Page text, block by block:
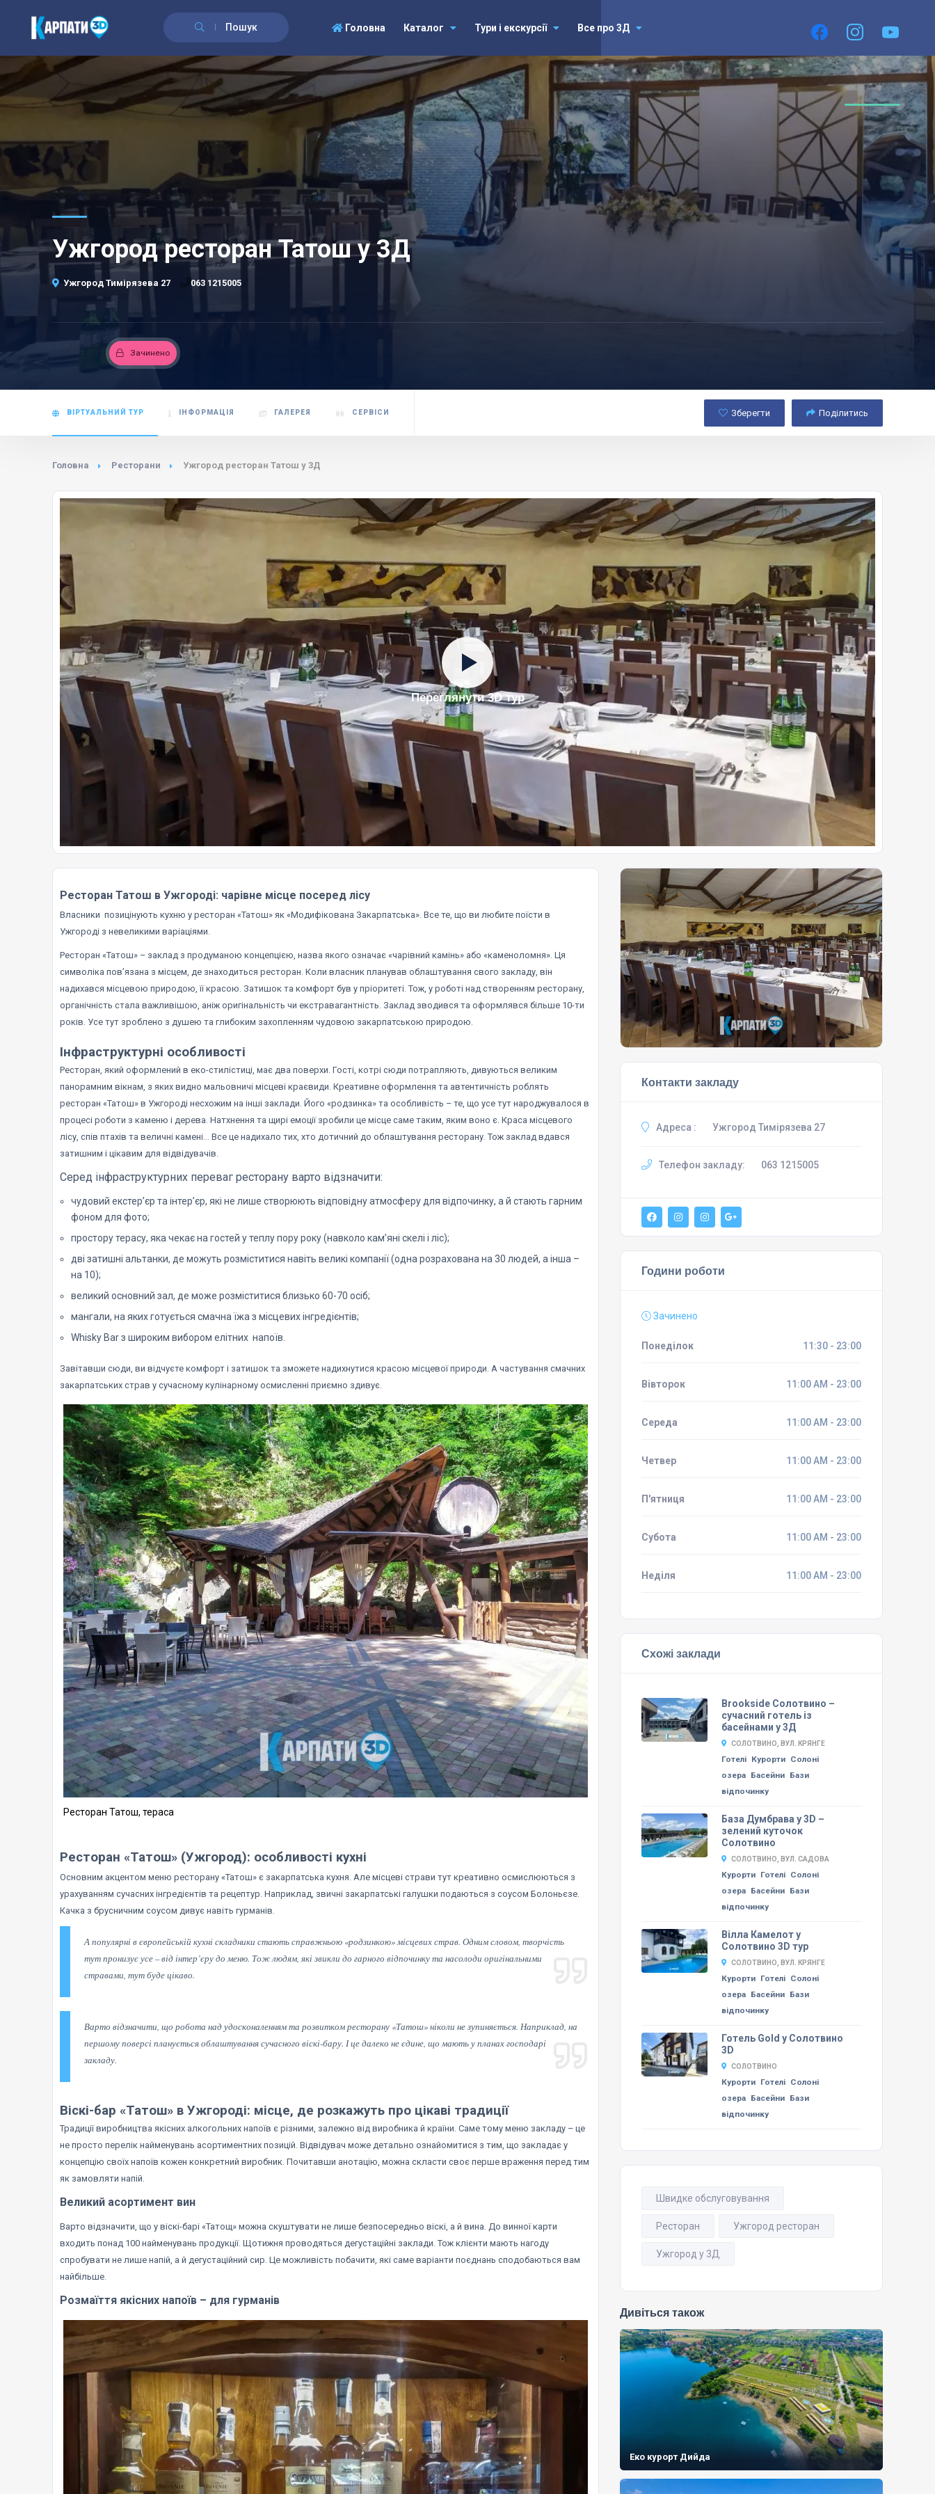
Пошук
facebook instagramyoutube
Головна Каталог Тури і екскурсії Все про 3Д
Ужгород ресторан Татош у 3Д
Ужгород Тимірязева 27 063 1215005
Зачинено
ВІРТУАЛЬНИЙ ТУР ІНФОРМАЦІЯ ГАЛЕРЕЯ СЕРВІСИ Зберегти Поділитись
Головна Ресторани Ужгород ресторан Татош у 3Д
Переглянути 3D тур
Ресторан Татош в Ужгороді: чарівне місце посеред лісу
Власники позицінують кухню у ресторан «Татош» як «Модифікована Закарпатська». Все те, що ви любите поїсти в
Ужгороді з невеликими варіаціями.
Ресторан «Татош» – заклад з продуманою концепцією, назва якого означає «чарівний камінь» або «каменоломня». Ця
символіка пов’язана з місцем, де знаходиться ресторан. Коли власник планував облаштування свого закладу, він
надихався місцевою природою, її красою. Затишок та комфорт був у пріоритеті. Тож, у роботі над створенням ресторану,
органічність стала важливішою, аніж оригінальність чи екстравагантність. Заклад зводився та оформлявся більше 10-ти
років. Усе тут зроблено з душею та глибоким захопленням чудовою закарпатською природою.
Інфраструктурні особливості
Ресторан, який оформлений в еко-стилістиці, має два поверхи. Гості, котрі сюди потрапляють, дивуються великим
панорамним вікнам, з яких видно мальовничі місцеві краєвиди. Креативне оформлення та автентичність роблять
ресторан «Татош» в Ужгороді несхожим на інші заклади. Його «родзинка» та особливість – те, що усе тут народжувалося в
процесі роботи з каменю і дерева. Натхнення та щирі емоції зробили це місце саме таким, яким воно є. Краса місцевого
лісу, спів птахів та величні камені… Все це надихало тих, хто дотичний до облаштування ресторану. Тож заклад вдався
затишним і цікавим для відвідувачів.
Серед інфраструктурних переваг ресторану варто відзначити:
чудовий екстер’єр та інтер’єр, які не лише створюють відповідну атмосферу для відпочинку, а й стають гарним
фоном для фото;
простору терасу, яка чекає на гостей у теплу пору року (навколо кам’яні скелі і ліс);
дві затишні альтанки, де можуть розміститися навіть великі компанії (одна розрахована на 30 людей, а інша –
на 10);
великий основний зал, де може розміститися близько 60-70 осіб;
мангали, на яких готується смачна їжа з місцевих інгредієнтів;
Whisky Bar з широким вибором елітних напоїв.
Завітавши сюди, ви відчуєте комфорт і затишок та зможете надихнутися красою місцевої природи. А частування смачних
закарпатських страв у сучасному кулінарному осмисленні приємно здивує.
Ресторан Татош, тераса
Ресторан «Татош» (Ужгород): особливості кухні
Основним акцентом меню ресторану «Татош» є закарпатська кухня. Але місцеві страви тут креативно осмислюються з
урахуванням сучасних інгредієнтів та рецептур. Наприклад, звичні закарпатські галушки подаються з соусом Болоньєзе.
Качка з брусничним соусом дивує навіть гурманів.
А популярні в європейській кухні складники стають справжньою «родзинкою» місцевих страв. Одним словом, творчість
тут пронизує усе – від інтер’єру до меню. Тож людям, які звикли до гарного відпочинку та насолоди оригінальними
стравами, тут буде цікаво.
Варто відзначити, що робота над удосконаленням та розвитком ресторану «Татош» ніколи не зупиняється. Наприклад, на
першому поверсі планується облаштування сучасного віскі-бару. І це далеко не єдине, що мають у планах господарі
закладу.
Віскі-бар «Татош» в Ужгороді: місце, де розкажуть про цікаві традиції
Традиції виробництва якісних алкогольних напоїв є різними, залежно від виробника й країни. Саме тому меню закладу – це
не просто перелік найменувань асортиментних позицій. Відвідувач може детально ознайомитися з тим, що закладає у
концепцію своїх напоїв кожен конкретний виробник. Почитавши анотацію, можна скласти своє перше враження перед тим
як замовляти напій.
Великий асортимент вин
Варто відзначити, що у віскі-барі «Татощ» можна скуштувати не лише безпосередньо віскі, а й вина. До винної карти
входить понад 100 найменувань продукції. Щотижня проводяться дегустаційні заклади. Тож клієнти мають нагоду
спробувати не лише напій, а й дегустаційний сир. Це можливість побачити, які саме варіанти поєднань сподобаються вам
найбільше.
Розмаїття якісних напоїв – для гурманів
Контакти закладу
Адреса : Ужгород Тимірязева 27
Телефон закладу: 063 1215005
Години роботи
Зачинено
Понеділок 11:30 - 23:00
Вівторок 11:00 AM - 23:00
Середа 11:00 AM - 23:00
Четвер 11:00 AM - 23:00
П'ятниця 11:00 AM - 23:00
Субота 11:00 AM - 23:00
Неділя 11:00 AM - 23:00
Схожі заклади
Brookside Солотвино –
сучасний готель із
басейнами у 3Д
СОЛОТВИНО, ВУЛ. КРЯНГЕ
Готелі Курорти Солоні
озера Басейни Бази
відпочинку
База Думбрава у 3D –
зелений куточок
Солотвино
СОЛОТВИНО, ВУЛ. САДОВА
Курорти Готелі Солоні
озера Басейни Бази
відпочинку
Вілла Камелот у
Солотвино 3D тур
СОЛОТВИНО, ВУЛ. КРЯНГЕ
Курорти Готелі Солоні
озера Басейни Бази
відпочинку
Готель Gold у Солотвино
3D
СОЛОТВИНО
Курорти Готелі Солоні
озера Басейни Бази
відпочинку
Швидке обслуговування
Ресторан Ужгород ресторан
Ужгород у 3Д
Дивіться також
Еко курорт Дийда